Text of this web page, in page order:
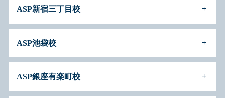
代官山駅から徒歩2分
JR線「恵比寿駅」東口から徒歩1分
大崎駅徒歩7分
ASP新宿三丁目校
ASP池袋校
ASP銀座有楽町校